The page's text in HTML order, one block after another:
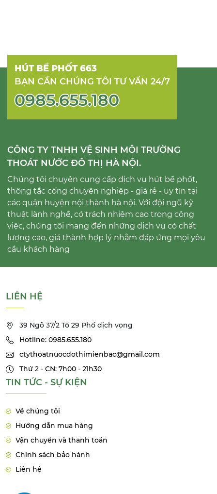
HÚT BỂ PHỐT 663
BẠN CẦN CHÚNG TÔI TƯ VẤN 24/7
0985.655.180
CÔNG TY TNHH VỆ SINH MÔI TRƯỜNG
THOÁT NƯỚC ĐÔ THỊ HÀ NỘI.
Chúng tôi chuyên cung cấp dịch vụ hút bể phốt,
thông tắc cống chuyên nghiệp - giá rẻ - uy tín tại
các quận huyện nội thành hà nội. Với đội ngũ kỹ
thuật lành nghề, có trách nhiệm cao trong công
việc, chúng tôi mang đến những dịch vụ có chất
lượng cao, giá thành hợp lý nhằm đáp ứng mọi yêu
cầu khách hàng
LIÊN HỆ
39 Ngõ 37/2 Tổ 29 Phố dịch vọng
Hotline: 0985.655.180
ctythoatnuocdothimienbac@gmail.com
Thứ 2 - CN: 7h00 - 21h30
TIN TỨC - SỰ KIỆN
Về chúng tôi
Hướng dẫn mua hàng
Vận chuyển và thanh toán
Chính sách bảo hành
Liên hệ